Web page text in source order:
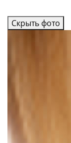
Скрыть фото